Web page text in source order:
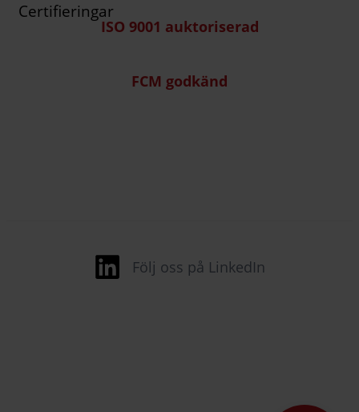
Certifieringar
ISO 9001 auktoriserad
FCM godkänd
Följ oss på LinkedIn